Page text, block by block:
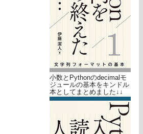
小数とPythonのdecimalモ
ジュールの基本をキンドル
本としてまとめました↓↓